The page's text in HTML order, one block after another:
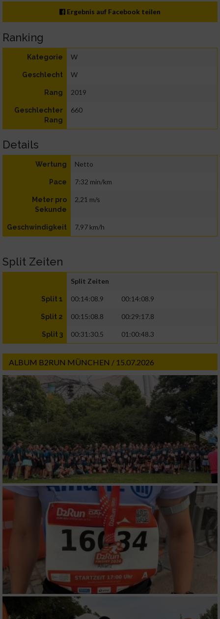
Ergebnis auf Facebook teilen
Ranking
Kategorie W
Geschlecht W
Rang 2019
Geschlechter
Rang
660
Details
Wertung Netto
Pace 7:32 min/km
Meter pro
Sekunde
2,21 m/s
Geschwindigkeit 7,97 km/h
Split Zeiten
Split Zeiten
Split 1 00:14:08.9 00:14:08.9
Split 2 00:15:08.8 00:29:17.8
Split 3 00:31:30.5 01:00:48.3
ALBUM B2RUN MÜNCHEN / 15.07.2026